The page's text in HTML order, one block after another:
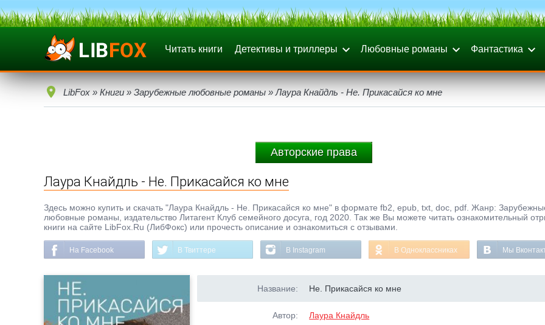
Читать книги Детективы и триллеры Любовные романы Фантастика
LibFox » Книги » Зарубежные любовные романы » Лаура Кнайдль - Не. Прикасайся ко мне
Авторские права
Лаура Кнайдль - Не. Прикасайся ко мне
Здесь можно купить и скачать "Лаура Кнайдль - Не. Прикасайся ко мне" в формате fb2, epub, txt, doc, pdf. Жанр:
любовные романы, издательство Литагент Клуб семейного досуга, год 2020. Так же Вы можете читать ознакомительный
книги на сайте LibFox.Ru (ЛибФокс) или прочесть описание и ознакомиться с отзывами.
На Facebook В Твиттере В Instagram В Одноклассниках Мы
Название: Не. Прикасайся ко мне
Автор: Лаура Кнайдль